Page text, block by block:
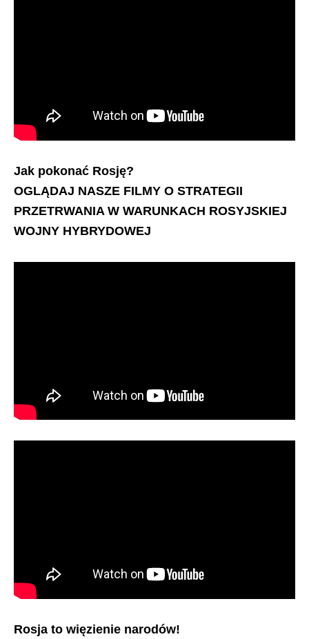
Jak pokonać Rosję?
OGLĄDAJ NASZE FILMY O STRATEGII
PRZETRWANIA W WARUNKACH ROSYJSKIEJ
WOJNY HYBRYDOWEJ
Rosja to więzienie narodów!